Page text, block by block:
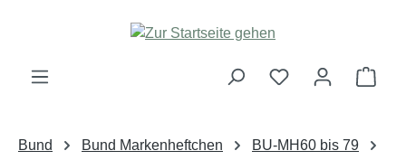
Zum Hauptinhalt springen
Bund Bund Markenheftchen
BU-MH60 bis 79